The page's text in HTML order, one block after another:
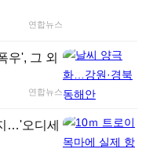
연합뉴스
우', 그 외
연합뉴스
…'오디세